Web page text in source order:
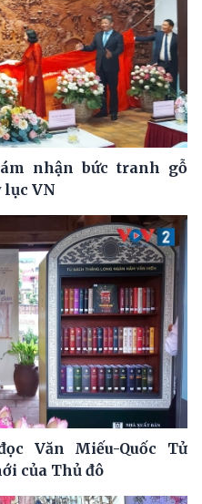
nhận bức tranh gỗ
lục VN
Văn Miếu-Quốc Tử
của Thủ đô